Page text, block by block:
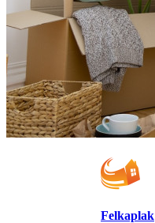
Felkaplak